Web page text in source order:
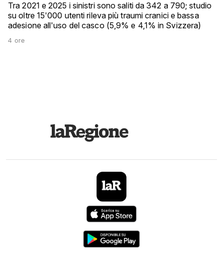
Tra 2021 e 2025 i sinistri sono saliti da 342 a 790; studio
su oltre 15'000 utenti rileva più traumi cranici e bassa
adesione all'uso del casco (5,9% e 4,1% in Svizzera)
4 ore